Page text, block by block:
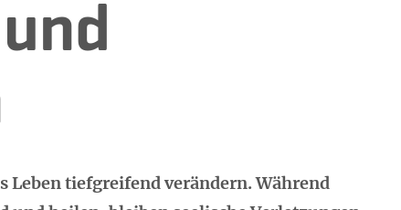
Leben tiefgreifend verändern. Während